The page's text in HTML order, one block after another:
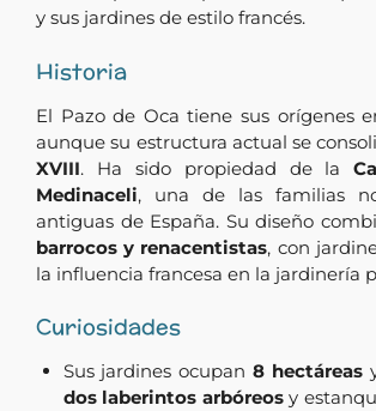
y sus jardines de estilo francés.
Historia
El Pazo de Oca tiene sus orígenes
aunque su estructura actual se
XVIII. Ha sido propiedad de la
Medinaceli, una de las familias
antiguas de España. Su diseño
barrocos y renacentistas, con
la influencia francesa en la jardinería
Curiosidades
Sus jardines ocupan8 hectáreas
dos laberintos arbóreosy